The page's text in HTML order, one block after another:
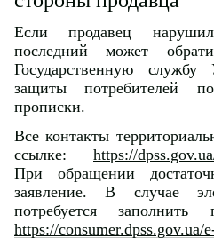
Если продавец
последний может
Государственную
защиты потребителей
прописки.
Все контакты
ссылке: https://
При обращении
заявление. В случае
потребуется
https://consumer.dpss.gov.ua/